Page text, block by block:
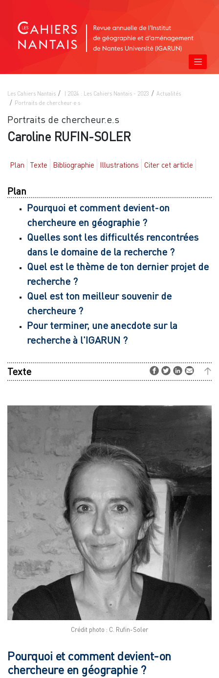
Les Cahiers Nantais | 2024 : Les Cahiers Nantais - 2023
Actualités
Portraits de chercheur·e·s
Portraits de chercheur.e.s
Caroline RUFIN-SOLER
Plan Texte Bibliographie Illustrations Citer cet article
Plan
Pourquoi et comment devient-on
chercheure en géographie ?
Quelles sont les difficultés rencontrées
dans le domaine de la recherche ?
Quel est le thème de ton dernier projet de
recherche ?
Quel est ton meilleur souvenir de
chercheure ?
Pour terminer, une anecdote sur la
recherche à l'IGARUN ?
Texte
Crédit photo : C. Rufin-Soler
Pourquoi et comment devient-on
chercheure en géographie ?